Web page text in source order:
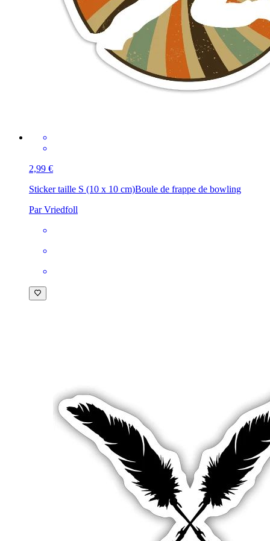
2,99 €
Sticker taille S (10 x 10 cm)Boule de frappe de bowling
Par Vriedfoll